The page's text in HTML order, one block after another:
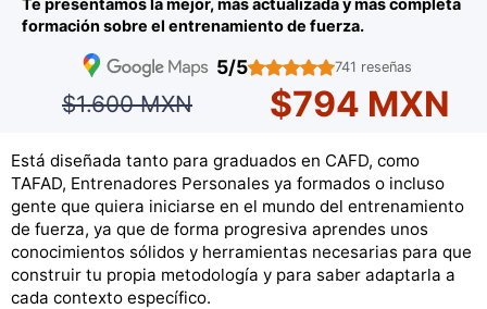
Te presentamos la mejor, más actualizada y más completa
formación sobre el entrenamiento de fuerza.
5/5 741 reseñas
$1.600 MXN $794 MXN
Está diseñada tanto para graduados en CAFD, como
TAFAD, Entrenadores Personales ya formados o incluso
gente que quiera iniciarse en el mundo del entrenamiento
de fuerza, ya que de forma progresiva aprendes unos
conocimientos sólidos y herramientas necesarias para que
construir tu propia metodología y para saber adaptarla a
cada contexto específico.